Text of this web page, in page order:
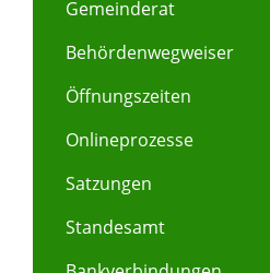
Gemeinderat
Behördenwegweiser
Öffnungszeiten
Onlineprozesse
Satzungen
Standesamt